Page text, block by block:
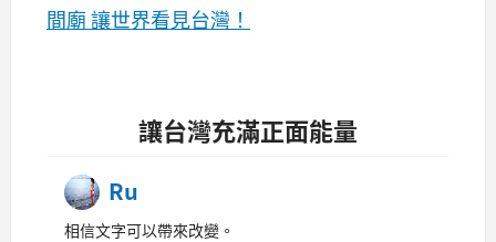
間廟 讓世界看見台灣！
讓台灣充滿正面能量
Ru
相信文字可以帶來改變。